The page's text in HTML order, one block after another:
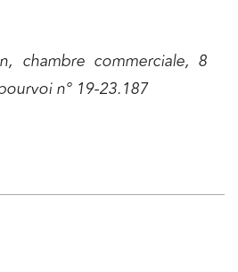
chambre commerciale, 8
n° 19-23.187